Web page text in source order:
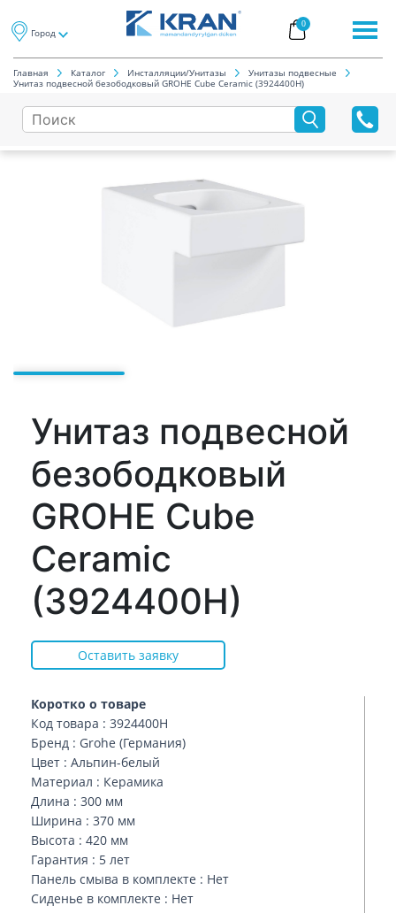
Город
0
Главная Каталог Инсталляции/Унитазы
Унитазы подвесные
Унитаз подвесной безободковый GROHE Cube Ceramic (3924400H)
Унитаз подвесной
безободковый
GROHE Cube
Ceramic
(3924400H)
Коротко о товаре
Код товара : 3924400H
Бренд : Grohe (Германия)
Цвет : Альпин-белый
Материал : Керамика
Длина : 300 мм
Ширина : 370 мм
Высота : 420 мм
Гарантия : 5 лет
Панель смыва в комплекте : Нет
Сиденье в комплекте : Нет
Оставить заявку